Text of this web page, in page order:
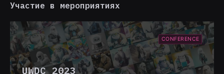
Участие в мероприятиях
CONFERENCE
UWDC 2023